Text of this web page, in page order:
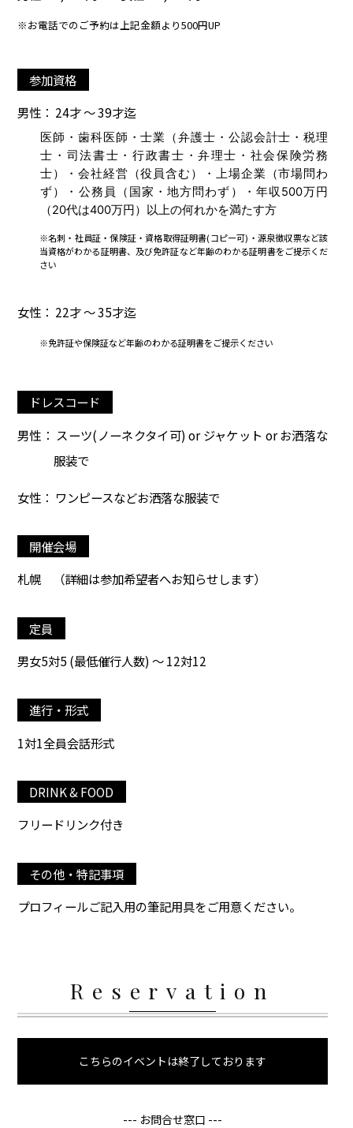
※お電話でのご予約は上記金額より500円UP
参加資格
男性： 24才 ～ 39才迄
医師・歯科医師・士業（弁護士・公認会計士・税理
士・司法書士・行政書士・弁理士・社会保険労務
士）・会社経営（役員含む）・上場企業（市場問わ
ず）・公務員（国家・地方問わず）・年収500万円
（20代は400万円）以上の何れかを満たす方
※名刺・社員証・保険証・資格取得証明書(コピー可)・源泉徴収票など該
当資格がわかる証明書、及び免許証など年齢のわかる証明書をご提示くだ
さい
女性： 22才 ～ 35才迄
※免許証や保険証など年齢のわかる証明書をご提示ください
ドレスコード
男性： スーツ(ノーネクタイ可) or ジャケット or お洒落な
服装で
女性： ワンピースなどお洒落な服装で
開催会場
札幌
（詳細は参加希望者へお知らせします）
定員
男女5対5 (最低催行人数) ～ 12対12
進行・形式
1対1全員会話形式
DRINK & FOOD
フリードリンク付き
その他・特記事項
プロフィールご記入用の筆記用具をご用意ください。
Reservation
こちらのイベントは終了しております
--- お問合せ窓口 ---